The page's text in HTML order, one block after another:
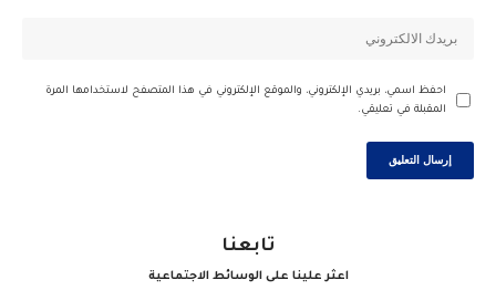
احفظ اسمي، بريدي الإلكتروني، والموقع الإلكتروني في هذا المتصفح لاستخدامها المرة
المقبلة في تعليقي.
تابعنا
اعثر علينا على الوسائط الاجتماعية